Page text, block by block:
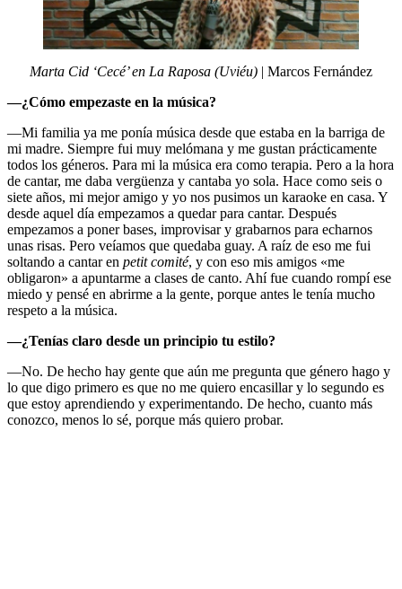
Marta Cid ‘Cecé’ en La Raposa (Uviéu) | Marcos Fernández
—¿Cómo empezaste en la música?
—Mi familia ya me ponía música desde que estaba en la barriga de
mi madre. Siempre fui muy melómana y me gustan prácticamente
todos los géneros. Para mi la música era como terapia. Pero a la hora
de cantar, me daba vergüenza y cantaba yo sola. Hace como seis o
siete años, mi mejor amigo y yo nos pusimos un karaoke en casa. Y
desde aquel día empezamos a quedar para cantar. Después
empezamos a poner bases, improvisar y grabarnos para echarnos
unas risas. Pero veíamos que quedaba guay. A raíz de eso me fui
soltando a cantar en petit comité, y con eso mis amigos «me
obligaron» a apuntarme a clases de canto. Ahí fue cuando rompí ese
miedo y pensé en abrirme a la gente, porque antes le tenía mucho
respeto a la música.
—¿Tenías claro desde un principio tu estilo?
—No. De hecho hay gente que aún me pregunta que género hago y
lo que digo primero es que no me quiero encasillar y lo segundo es
que estoy aprendiendo y experimentando. De hecho, cuanto más
conozco, menos lo sé, porque más quiero probar.